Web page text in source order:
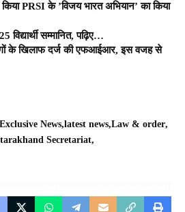
PRSI के ’विजय भारत अभियान’ का किया
विद्यार्थी सम्मानित, पढ़िए…
के खिलाफ दर्ज की एफआईआर, इस वजह से
Exclusive News latest news Law & order
Secretariat